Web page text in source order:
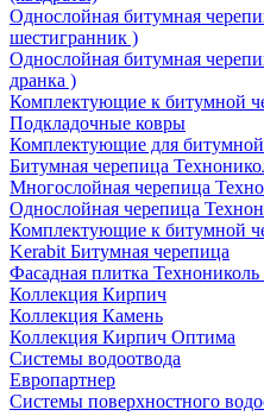
Однослойная битумная
шестигранник )
Однослойная битумная
дранка )
Комплектующие к битумной
Подкладочные ковры
Комплектующие для
Битумная черепица
Многослойная черепица
Однослойная черепица
Комплектующие к битумной
Kerabit Битумная черепица
Фасадная плитка
Кол​лекция Кирпич
Кол​лекция Камень
Коллекция Кирпич Оптима
Системы водоотвода
Европартнер
Системы поверхностного